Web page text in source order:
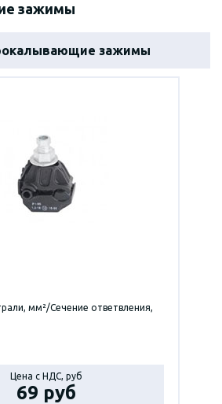
зажимы
зажимы
мм²/Сечение ответвления,
Цена с НДС, руб
69 руб